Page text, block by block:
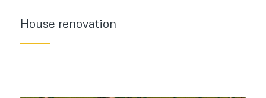
House renovation